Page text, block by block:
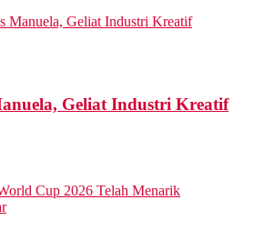
Geliat Industri Kreatif